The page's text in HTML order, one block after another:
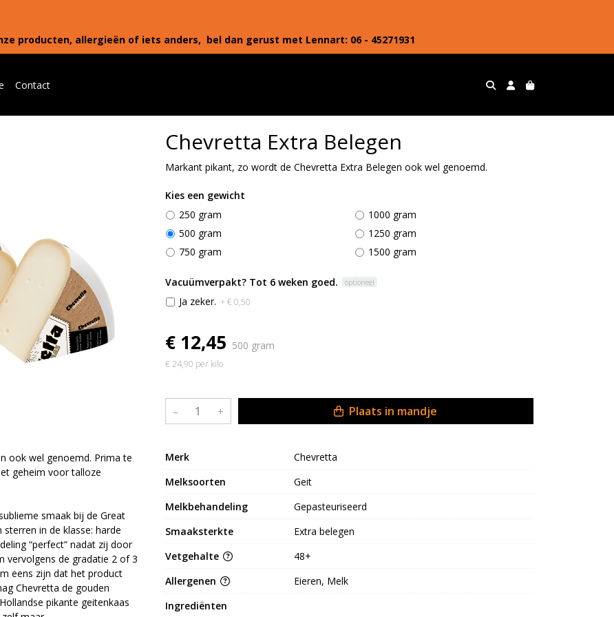
producten, allergieën of iets anders, bel dan gerust met Lennart: 06 - 45271931
Contact
ook wel genoemd. Prima te
geheim voor talloze
smaak bij de Great
in de klasse: harde
“perfect” nadat zij door
vervolgens de gradatie 2 of 3
eens zijn dat het product
Chevretta de gouden
pikante geitenkaas
Chevretta Extra Belegen
Markant pikant, zo wordt de Chevretta Extra Belegen ook wel genoemd.
Kies een gewicht
250 gram
500 gram
750 gram
1000 gram
1250 gram
1500 gram
Vacuümverpakt? Tot 6 weken goed. optioneel
Ja zeker. + € 0,50
€ 12,45 500 gram
€ 24,90 per kilo
– + Plaats in mandje
Merk
Chevretta
Melksoorten
Geit
Melkbehandeling
Gepasteuriseerd
Smaaksterkte
Extra belegen
Vetgehalte
48+
Allergenen
Eieren, Melk
Ingrediënten